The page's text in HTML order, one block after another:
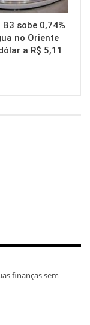
B3 sobe 0,74%
no Oriente
a R$ 5,11
finanças sem